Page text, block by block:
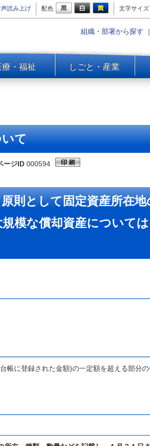
読み上げ 配色 文字サイズ
組織・部署から探す ｜
療・福祉 しごと・産業
て
ージID 000594
則として固定資産所在
模な償却資産について
帳に登録された金額)の一定額を超える部分の